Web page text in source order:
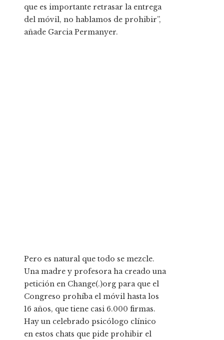
que es importante retrasar la entrega
del móvil, no hablamos de prohibir”,
añade Garcia Permanyer.
Pero es natural que todo se mezcle.
Una madre y profesora ha creado una
petición en Change(.)org para que el
Congreso prohíba el móvil hasta los
16 años, que tiene casi 6.000 firmas.
Hay un celebrado psicólogo clínico
en estos chats que pide prohibir el